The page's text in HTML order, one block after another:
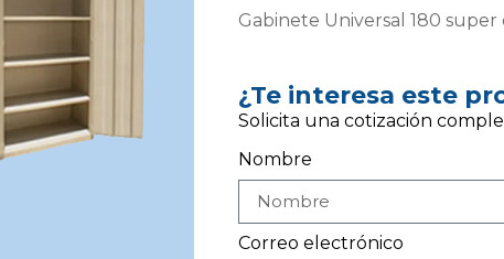
Gabinete Universal 180 super
¿Te interesa este
Solicita una cotización
Nombre
Correo electrónico